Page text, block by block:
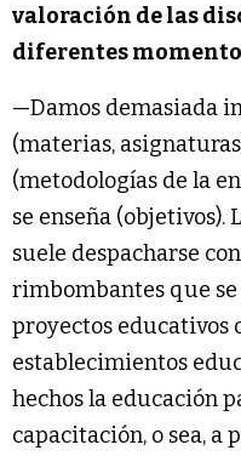
valoración de las
diferentes
—Damos demasiada
(materias,
(metodologías de la
se enseña (objetivos).
suele despacharse
rimbombantes que
proyectos educativos
establecimientos
hechos la educación
capacitación, o sea,